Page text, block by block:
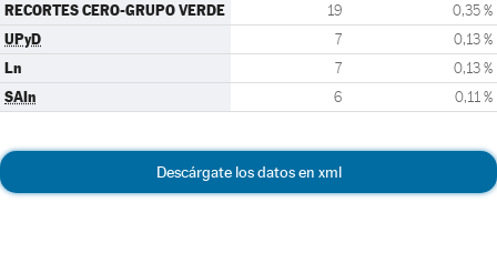
RECORTES CERO-GRUPO VERDE 19 0,35 %
UPyD 7 0,13 %
Ln 7 0,13 %
SAIn 6 0,11 %
Descárgate los datos en xml